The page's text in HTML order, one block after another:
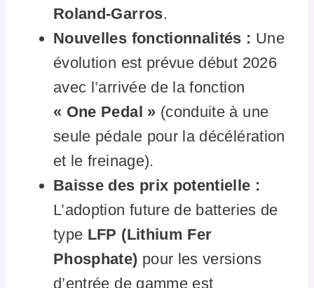
Roland-Garros.
Nouvelles fonctionnalités : Une
évolution est prévue début 2026
avec l’arrivée de la fonction
« One Pedal » (conduite à une
seule pédale pour la décélération
et le freinage).
Baisse des prix potentielle :
L’adoption future de batteries de
type LFP (Lithium Fer
Phosphate) pour les versions
d’entrée de gamme est